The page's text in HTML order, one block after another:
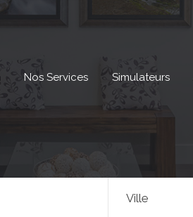
Nos Services Simulateurs
Ville